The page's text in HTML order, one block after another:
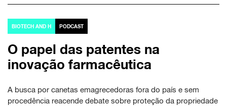
BIOTECH AND H PODCAST
O papel das patentes na
inovação farmacêutica
A busca por canetas emagrecedoras fora do país e sem
procedência reacende debate sobre proteção da propriedade